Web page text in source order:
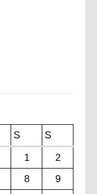
S
S
1
2
8
9